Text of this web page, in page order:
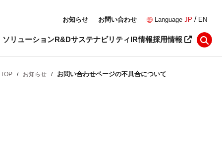
ソリューションR&DサステナビリティIR情報採用情報
お知らせ お問い合わせ Language JP / EN
TOP / お知らせ / お問い合わせページの不具合について